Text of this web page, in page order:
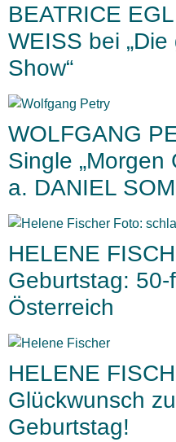
BEATRICE
WEISS bei
Show“
WOLFGANG
Single „Morgen
a. DANIEL
HELENE
Geburtstag:
Österreich
HELENE
Glückwunsch
Geburtstag!